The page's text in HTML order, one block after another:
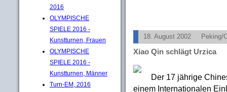
2016
OLYMPISCHE
SPIELE 2016 -
Kunstturnen, Frauen
OLYMPISCHE
SPIELE 2016 -
Kunstturnen, Männer
Turn-EM, 2016
18. August 2002 Peking/
Xiao Qin schlägt Urzica
Der 17 jährige
einem Internationalen